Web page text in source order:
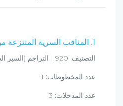
1. المناقب السرية المنتزعة من السيرة الظاهرية
التصنيف:
عدد المخطوطات:
عدد المدخلات: